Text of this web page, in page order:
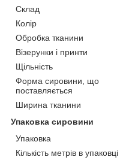
Склад
Колір
Обробка тканини
Візерунки і принти
Щільність
Форма сировини, що
поставляється
Ширина тканини
Упаковка сировини
Упаковка
Кількість метрів в упаковці